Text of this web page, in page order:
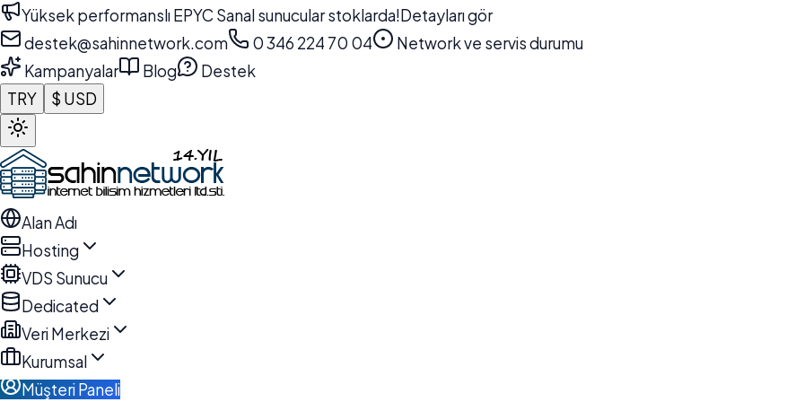
Yüksek performanslı EPYC Sanal sunucular stoklarda!Detayları gör
destek@sahinnetwork.com
0 346 224 70 04
Network ve servis durumu
Kampanyalar
Blog
Destek
TRY
$ USD
Alan Adı
Hosting
VDS Sunucu
Dedicated
Veri Merkezi
Kurumsal
Müşteri Paneli